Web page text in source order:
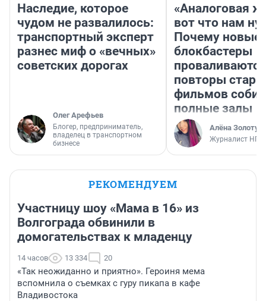
Наследие, которое
чудом не развалилось:
транспортный эксперт
разнес миф о «вечных»
советских дорогах
Олег Арефьев
Блогер, предприниматель,
владелец в транспортном
бизнесе
«Аналоговая
вот что нам
Почему новые
блокбастеры
повторы
фильмов
полные залы
Алёна
Журналист НГС
РЕКОМЕНДУЕМ
Участницу шоу «Мама в 16» из
Волгограда обвинили в
домогательствах к младенцу
14 часов 13 334 20
«Так неожиданно и приятно». Героиня мема
вспомнила о съемках с гуру пикапа в кафе
Владивостока